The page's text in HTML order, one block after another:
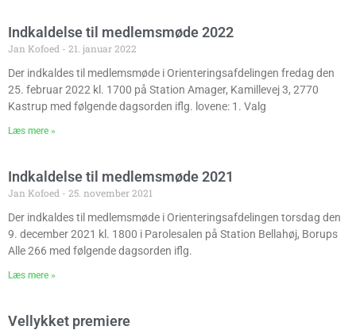
Indkaldelse til medlemsmøde 2022
Jan Kofoed
21. januar 2022
Der indkaldes til medlemsmøde i Orienteringsafdelingen fredag den
25. februar 2022 kl. 1700 på Station Amager, Kamillevej 3, 2770
Kastrup med følgende dagsorden iflg. lovene: 1. Valg
Læs mere »
Indkaldelse til medlemsmøde 2021
Jan Kofoed
25. november 2021
Der indkaldes til medlemsmøde i Orienteringsafdelingen torsdag den
9. december 2021 kl. 1800 i Parolesalen på Station Bellahøj, Borups
Alle 266 med følgende dagsorden iflg.
Læs mere »
Vellykket premiere